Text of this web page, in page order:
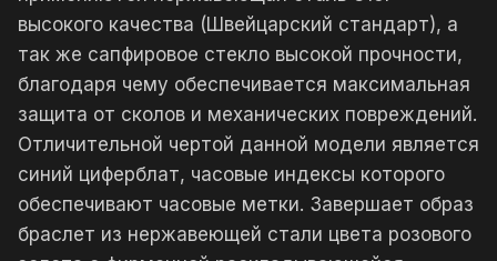
высокого качества (Швейцарский стандарт), а
так же сапфировое стекло высокой прочности,
благодаря чему обеспечивается максимальная
защита от сколов и механических повреждений.
Отличительной чертой данной модели является
синий циферблат, часовые индексы которого
обеспечивают часовые метки. Завершает образ
браслет из нержавеющей стали цвета розового